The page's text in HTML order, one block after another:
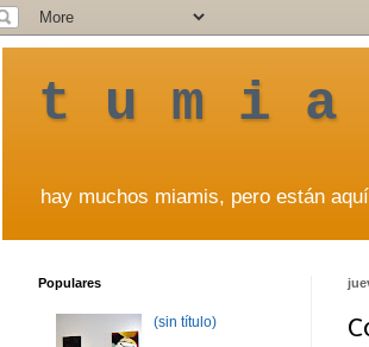
t u m i a
hay muchos miamis, pero están aquí
Populares
(sin título)